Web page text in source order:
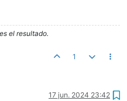
el resultado.
1
17 jun. 2024 23:42